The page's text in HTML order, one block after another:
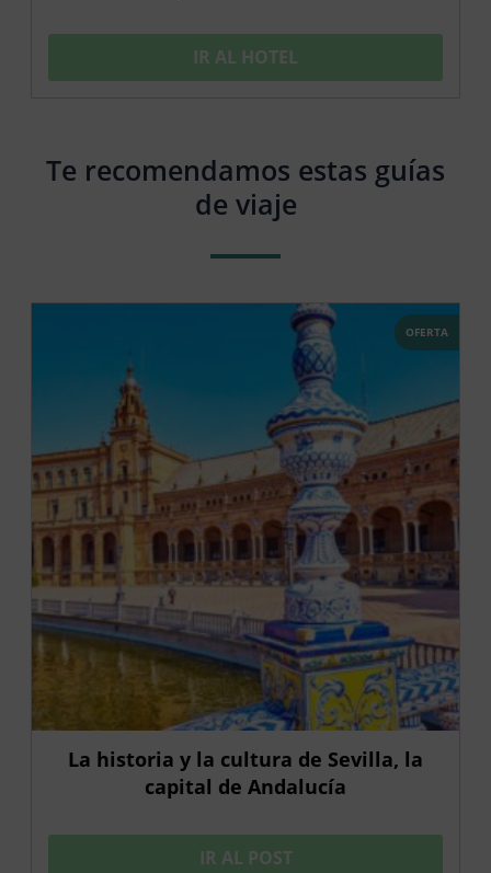
IR AL HOTEL
Te recomendamos estas guías
de viaje
OFERTA
La historia y la cultura de Sevilla, la
capital de Andalucía
IR AL POST